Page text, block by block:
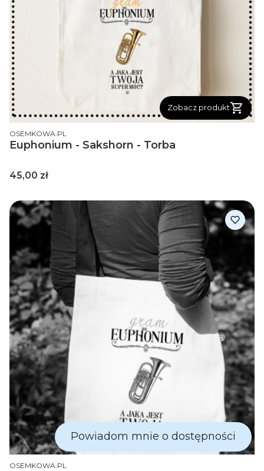
Zobacz produkt
PRODUCENT
OSEMKOWA.PL
Euphonium - Sakshorn - Torba
Cena
45,00 zł
Powiadom mnie o dostępności
PRODUCENT
OSEMKOWA.PL